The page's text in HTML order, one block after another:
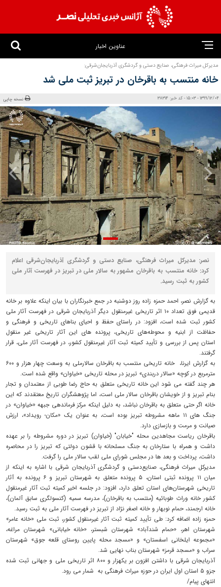
عناوین اخبار
مدیرکل میراث فرهنگی، صنایع‌ دستی و گردشگری آذربایجان‌شرقی:
خانه منتسب به باقرخان در تبریز ثبت ملی شد
1399/12/04 - 15:03 - کد خبر: 38314 نسخه چاپی
نصر: مدیرکل میراث فرهنگی، صنایع‌ دستی و گردشگری آذربایجان‌شرقی اعلام
کرد: خانه منتسب به باقرخان مشهور به سالار ملی در تبریز در فهرست آثار ملی
کشور به ثبت رسید.
به گزارش نصر، احمد حمزه زاده روز دوشنبه در جمع خبرنگاران با بیان اینکه علاوه بر خانه
قدیمی فوق تعداد ۱۰ اثر تاریخی غیرمنقول دیگر آذربایجان شرقی در فهرست آثار ملی
کشور ثبت شده است، افزود: در راستای حفظ و احیای بناهای تاریخی و فرهنگی و
حفاظت از ابنیه و محوطه‌های تاریخی، پرونده های این آثار تاریخی غیر منقول
استان پس از بررسی و تأیید کمیته ثبت آثار غیرمنقول کشور، در فهرست آثار ملی، قرار
گرفتند.
به گزارش ایرنا، خانه تاریخی منتسب به باقرخان سالارملی به وسعت چهار هزار و ۶۰۰
مترمربع در کوچه «سالار دربندی» تبریز در محله تاریخی «خیاوان» واقع شده است.
هر چند گفته می شود این خانه تاریخی متعلق به حاج رضا طوبی از معتمدان و تجار
بنام تبریز و از خویشان باقرخان سالار ملی است، اما پژوهشگران تاریخ معتقدند که این
خانه اگر حتی متعلق به باقرخان نباشد، به دلیل اینکه مرکز فرماندهی جبهه «خیاوان» در
جنگ های ۱۱ ماهه مشروطه تبریز بوده است، به عنوان یک «مکان- رویداد»، ارزش
صیانت و مرمت و بازسازی دارد.
باقرخان ریاست مجاهدین محله "خیابان" (خیاوان) تبریز در دوره مشروطه را بر عهده
داشت و همراه با ستارخان به جنگ مسلحانه با قشون دولتی که تبریز را در محاصره
داشت، پرداخت و بعد ها در مجلس شورای ملی لقب سالار ملی را گرفت.
مدیرکل میراث فرهنگی، صنایع‌دستی و گردشگری آذربایجان شرقی با اشاره به اینکه از
میان ۱۱ پرونده ثبتی استان، ۵ پرونده متعلق به شهرستان تبریز و ۶ پرونده به آثار
تاریخی شهرستان‌های استان تعلق دارد، افزود: در جلسه اخیر کمیته ثبت آثار غیرمنقول
کشور خانه وراث طوبائیه (منتسب به باقرخان)، مدرسه سمیه (کنسولگری سابق آلمان)،
خانه ارجمند، حمام نوبهار و خانه اصغر نژاد از تبریز در فهرست آثار ملی به ثبت رسید.
حمزه زاده اضافه کرد: طی تأیید کمیته ثبت آثار غیرمنقول کشور، ثبت ملی «خانه عامر»
شهرستان اهر، «حمام شندآباد» شهرستان شبستر، «خانه خیابانی» شهرستان مراغه،
«مجموعه ایلخانی اسفستان» و «مسجد محله پایین روستای قلعه جوق» شهرستان
سراب و «مسجد قرمز» شهرستان بناب نهایی شد.
آذربایجان شرقی با داشتن افزون بر یکهزار و ۸۰۰ اثر تاریخی ملی و جهانی ثبت شده
جزو ۵ استان اول ایران در حوزه میراث فرهنگی به شمار می رود.
انتهای پیام/